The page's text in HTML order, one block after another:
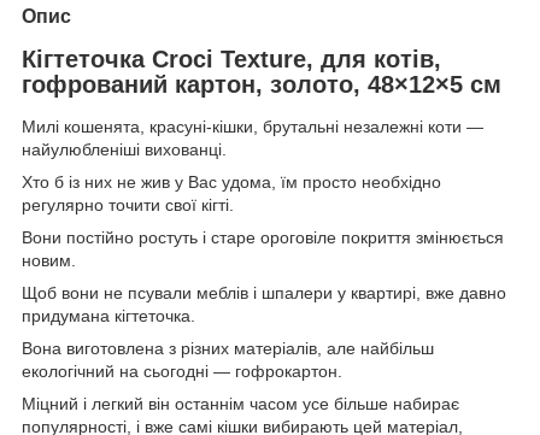
Опис
Кігтеточка Croci Texture, для котів,
гофрований картон, золото, 48×12×5 см
Милі кошенята, красуні-кішки, брутальні незалежні коти —
найулюбленіші вихованці.
Хто б із них не жив у Вас удома, їм просто необхідно
регулярно точити свої кігті.
Вони постійно ростуть і старе ороговіле покриття змінюється
новим.
Щоб вони не псували меблів і шпалери у квартирі, вже давно
придумана кігтеточка.
Вона виготовлена з різних матеріалів, але найбільш
екологічний на сьогодні — гофрокартон.
Міцний і легкий він останнім часом усе більше набирає
популярності, і вже самі кішки вибирають цей матеріал,